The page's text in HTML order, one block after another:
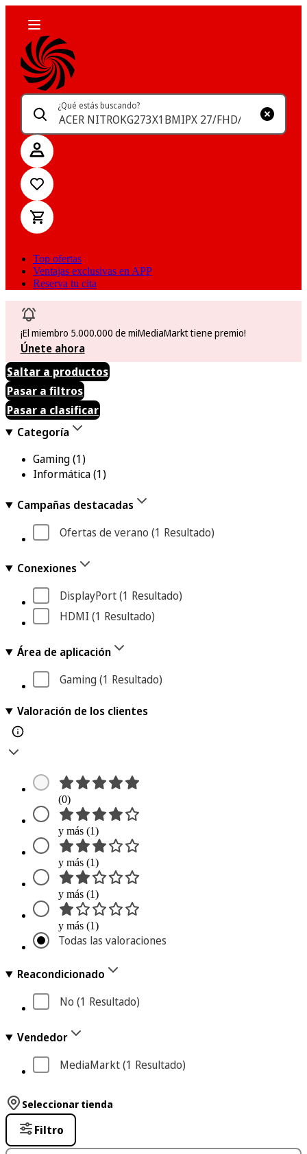
¿Qué estás buscando?
Top ofertas
Ventajas exclusivas en APP
Reserva tu cita
¡El miembro 5.000.000 de miMediaMarkt tiene premio!
Únete ahora
Saltar a productos
Pasar a filtros
Pasar a clasificar
Categoría
Gaming(1)
Informática(1)
Campañas destacadas
Ofertas de verano (1 Resultado)
Conexiones
DisplayPort (1 Resultado)
HDMI (1 Resultado)
Área de aplicación
Gaming (1 Resultado)
Valoración de los clientes
(0)
y más (1)
y más (1)
y más (1)
y más (1)
Todas las valoraciones
Reacondicionado
No (1 Resultado)
Vendedor
MediaMarkt (1 Resultado)
Seleccionar tienda
Filtro